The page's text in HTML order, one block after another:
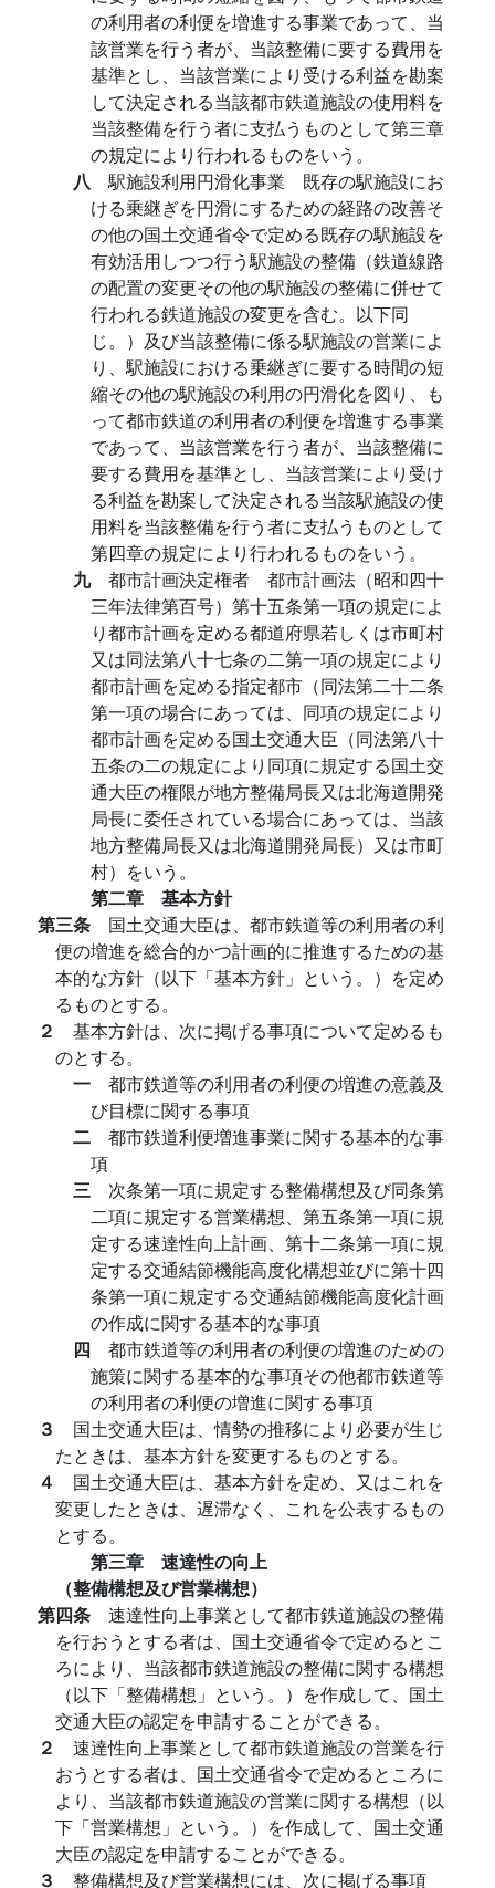
の利用者の利便を増進する事業であって、当
該営業を行う者が、当該整備に要する費用を
基準とし、当該営業により受ける利益を勘案
して決定される当該都市鉄道施設の使用料を
当該整備を行う者に支払うものとして第三章
の規定により行われるものをいう。
八駅施設利用円滑化事業 既存の駅施設にお
ける乗継ぎを円滑にするための経路の改善そ
の他の国土交通省令で定める既存の駅施設を
有効活用しつつ行う駅施設の整備（鉄道線路
の配置の変更その他の駅施設の整備に併せて
行われる鉄道施設の変更を含む。以下同
じ。）及び当該整備に係る駅施設の営業によ
り、駅施設における乗継ぎに要する時間の短
縮その他の駅施設の利用の円滑化を図り、も
って都市鉄道の利用者の利便を増進する事業
であって、当該営業を行う者が、当該整備に
要する費用を基準とし、当該営業により受け
る利益を勘案して決定される当該駅施設の使
用料を当該整備を行う者に支払うものとして
第四章の規定により行われるものをいう。
九 都市計画決定権者 都市計画法（昭和四十
三年法律第百号）第十五条第一項の規定によ
り都市計画を定める都道府県若しくは市町村
又は同法第八十七条の二第一項の規定により
都市計画を定める指定都市（同法第二十二条
第一項の場合にあっては、同項の規定により
都市計画を定める国土交通大臣（同法第八十
五条の二の規定により同項に規定する国土交
通大臣の権限が地方整備局長又は北海道開発
局長に委任されている場合にあっては、当該
地方整備局長又は北海道開発局長）又は市町
村）をいう。
第二章 基本方針
第三条 国土交通大臣は、都市鉄道等の利用者の利
便の増進を総合的かつ計画的に推進するための基
本的な方針（以下「基本方針」という。）を定め
るものとする。
２ 基本方針は、次に掲げる事項について定めるも
のとする。
一 都市鉄道等の利用者の利便の増進の意義及
び目標に関する事項
二 都市鉄道利便増進事業に関する基本的な事
項
三 次条第一項に規定する整備構想及び同条第
二項に規定する営業構想、第五条第一項に規
定する速達性向上計画、第十二条第一項に規
定する交通結節機能高度化構想並びに第十四
条第一項に規定する交通結節機能高度化計画
の作成に関する基本的な事項
四 都市鉄道等の利用者の利便の増進のための
施策に関する基本的な事項その他都市鉄道等
の利用者の利便の増進に関する事項
３ 国土交通大臣は、情勢の推移により必要が生じ
たときは、基本方針を変更するものとする。
４ 国土交通大臣は、基本方針を定め、又はこれを
変更したときは、遅滞なく、これを公表するもの
とする。
第三章 速達性の向上
（整備構想及び営業構想）
第四条 速達性向上事業として都市鉄道施設の整備
を行おうとする者は、国土交通省令で定めるとこ
ろにより、当該都市鉄道施設の整備に関する構想
（以下「整備構想」という。）を作成して、国土
交通大臣の認定を申請することができる。
２ 速達性向上事業として都市鉄道施設の営業を行
おうとする者は、国土交通省令で定めるところに
より、当該都市鉄道施設の営業に関する構想（以
下「営業構想」という。）を作成して、国土交通
大臣の認定を申請することができる。
３ 整備構想及び営業構想には、次に掲げる事項